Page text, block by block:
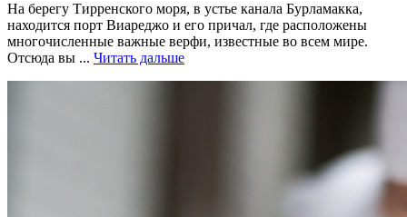
На берегу Тирренского моря, в устье канала Бурламакка,
находится порт Виареджо и его причал, где расположены
многочисленные важные верфи, известные во всем мире.
Отсюда вы ... Читать дальше